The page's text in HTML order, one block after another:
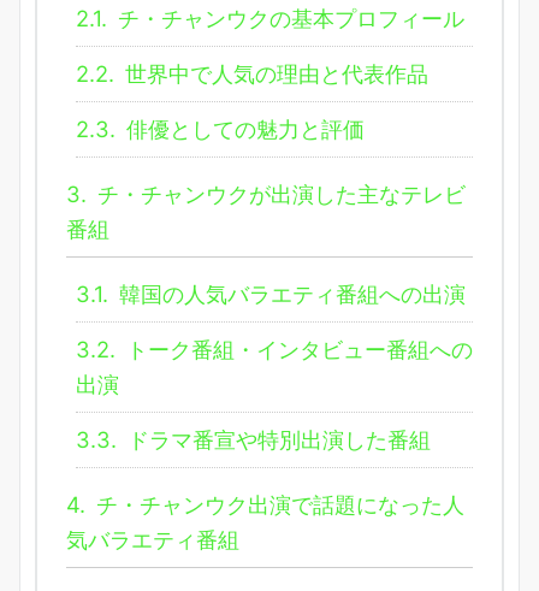
2.1. チ・チャンウクの基本プロフィール
2.2. 世界中で人気の理由と代表作品
2.3. 俳優としての魅力と評価
3. チ・チャンウクが出演した主なテレビ
番組
3.1. 韓国の人気バラエティ番組への出演
3.2.
トーク番組・インタビュー番組への
出演
3.3. ドラマ番宣や特別出演した番組
4. チ・チャンウク出演で話題になった人
気バラエティ番組